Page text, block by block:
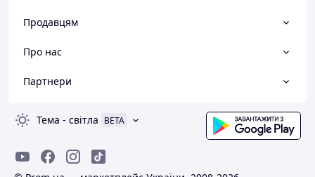
Продавцям
Про нас
Партнери
Тема - світла BETA